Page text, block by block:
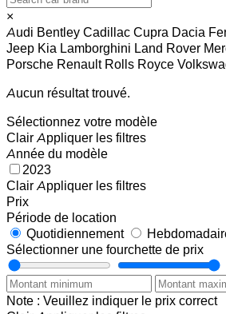
×
Audi Bentley Cadillac Cupra Dacia
Jeep Kia Lamborghini Land Rover
Porsche Renault Rolls Royce
Aucun résultat trouvé.
Sélectionnez votre modèle
Clair Appliquer les filtres
Année du modèle
2023
Clair Appliquer les filtres
Prix
Période de location
Quotidiennement
Sélectionner une fourchette de prix
Note : Veuillez indiquer le prix correct